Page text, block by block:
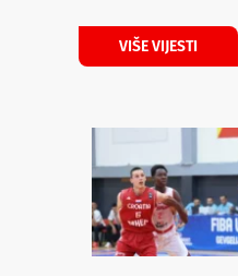
VIŠE VIJESTI